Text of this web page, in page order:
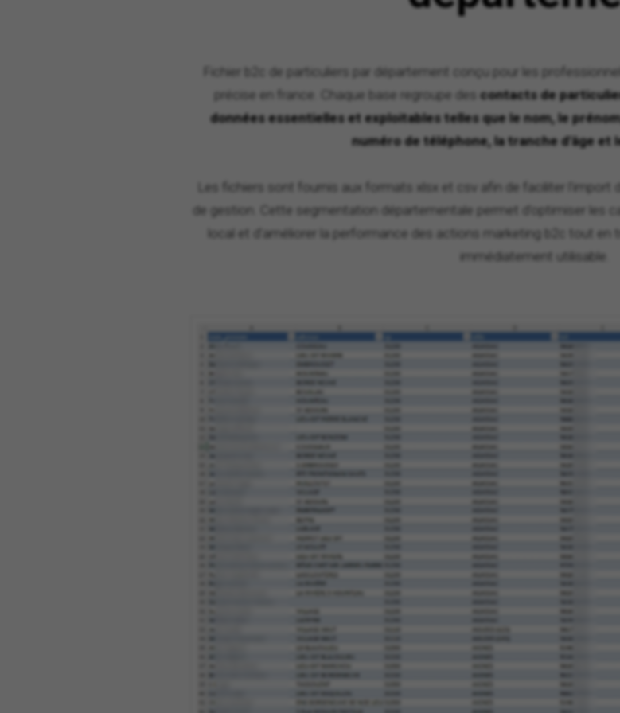
Fichier b2c de particuliers par département conçu pour les
précise en france. Chaque base regroupe des contacts de
données essentielles et exploitables telles que le nom, le
numéro de téléphone, la tranche d'âge et
Les fichiers sont fournis aux formats xlsx et csv afin de faciliter l'import
de gestion. Cette segmentation départementale permet d'optimiser les
local et d'améliorer la performance des actions marketing b2c tout en
immédiatement utilisable.